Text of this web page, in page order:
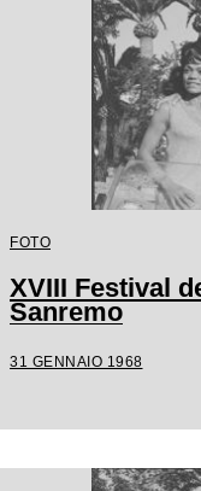
FOTO
XVIII Festival
Sanremo
31 GENNAIO 1968